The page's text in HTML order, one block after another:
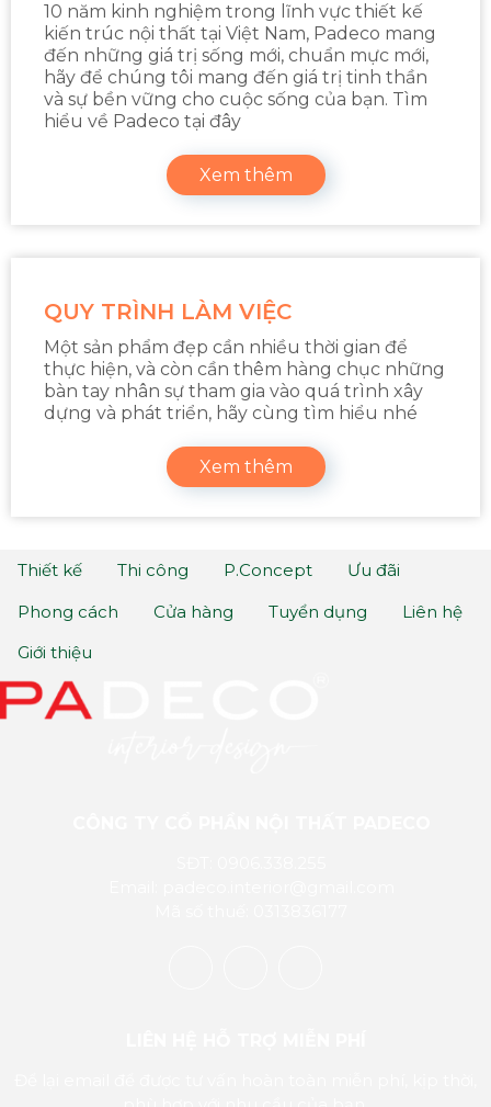
10 năm kinh nghiệm trong lĩnh vực thiết kế
kiến trúc nội thất tại Việt Nam, Padeco mang
đến những giá trị sống mới, chuẩn mực mới,
hãy để chúng tôi mang đến giá trị tinh thần
và sự bền vững cho cuộc sống của bạn. Tìm
hiểu về Padeco tại đây
Xem thêm
QUY TRÌNH LÀM VIỆC
Một sản phẩm đẹp cần nhiều thời gian để
thực hiện, và còn cần thêm hàng chục những
bàn tay nhân sự tham gia vào quá trình xây
dựng và phát triển, hãy cùng tìm hiểu nhé
Xem thêm
Thiết kế Thi công P.Concept
Ưu đãi
Phong cách
Cửa hàng Tuyển dụng
Liên hệ
Giới thiệu